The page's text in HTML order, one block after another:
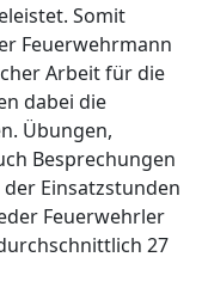
Somit
Feuerwehrmann
Arbeit für die
dabei die
Übungen,
Besprechungen
Einsatzstunden
Feuerwehrler
27